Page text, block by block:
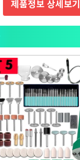
제품정보 상세보기